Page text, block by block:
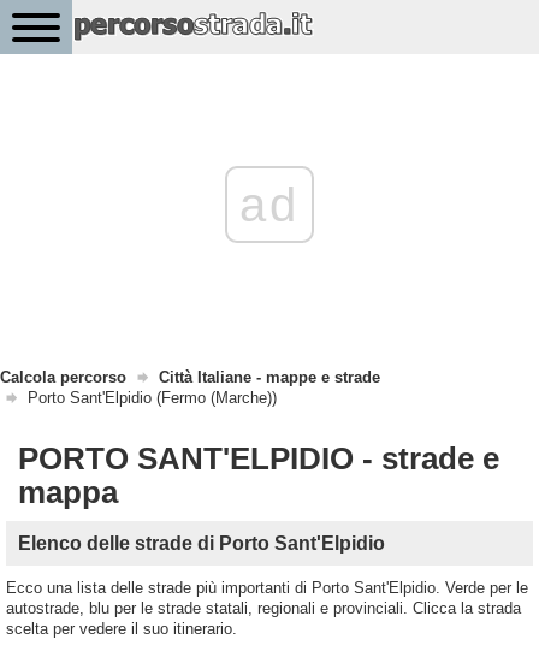
ad
Calcola percorso
Città Italiane - mappe e strade
Porto Sant'Elpidio (Fermo (Marche))
PORTO SANT'ELPIDIO - strade e
mappa
Elenco delle strade di Porto Sant'Elpidio
Ecco una lista delle strade più importanti di Porto Sant'Elpidio. Verde per le
autostrade, blu per le strade statali, regionali e provinciali. Clicca la strada
scelta per vedere il suo itinerario.